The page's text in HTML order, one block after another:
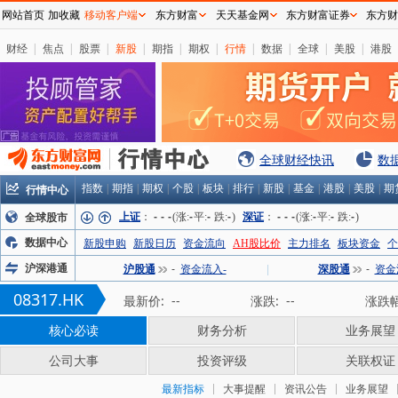
财经 | 焦点 | 股票 | 新股 | 期指 | 期权 | 行情 | 数据 | 全球 | 美股 | 港股
全球财经快讯 数
行情中心 指数 期指 期权 个股 板块 排行 新股 基金 港股 美股 期
全球股市 上证 ： - - -(涨:-平:- 跌:-) 深证 ： - - -(涨:-平:- 跌:-)
数据中心 新股申购 新股日历 资金流向 AH股比价 主力排名 板块资金
沪深港通
沪股通 - 资金流入- 深股通 - 资
08317.HK 最新价: -- 涨跌: --
涨跌
核心必读
财务分析
业务展望
公司大事
投资评级 关联权证
最新指标 大事提醒 资讯公告 业务展望
网站首页 加收藏 移动客户端 东方财富 天天基金网 东方财富证券 东方